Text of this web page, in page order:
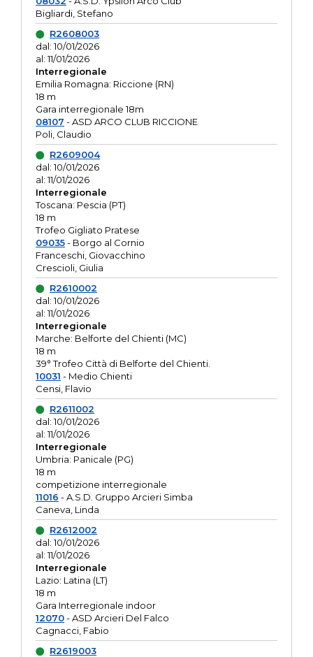
Bigliardi, Stefano
R2608003
dal: 10/01/2026
al: 11/01/2026
Interregionale
Emilia Romagna: Riccione (RN)
18 m
Gara interregionale 18m
08107 - ASD ARCO CLUB RICCIONE
Poli, Claudio
R2609004
dal: 10/01/2026
al: 11/01/2026
Interregionale
Toscana: Pescia (PT)
18 m
Trofeo Gigliato Pratese
09035- Borgo al Cornio
Franceschi, Giovacchino
Crescioli, Giulia
R2610002
dal: 10/01/2026
al: 11/01/2026
Interregionale
Marche: Belforte del Chienti (MC)
18 m
39° Trofeo Città di Belforte del Chienti.
10031 - Medio Chienti
Censi, Flavio
R2611002
dal: 10/01/2026
al: 11/01/2026
Interregionale
Umbria: Panicale (PG)
18 m
competizione interregionale
11016 - A.S.D. Gruppo Arcieri Simba
Caneva, Linda
R2612002
dal: 10/01/2026
al: 11/01/2026
Interregionale
Lazio: Latina (LT)
18 m
Gara Interregionale indoor
12070- ASD Arcieri Del Falco
Cagnacci, Fabio
R2619003